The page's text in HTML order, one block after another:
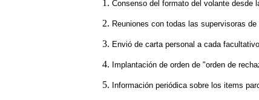
Consenso del formato del volante desde
Reuniones con todas las supervisoras
Envió de carta personal a cada facultativo
Implantación de orden de "orden de
Información periódica sobre los items